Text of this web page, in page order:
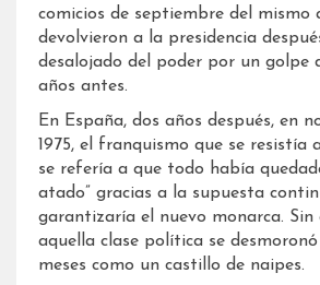
comicios de septiembre del mismo
devolvieron a la presidencia
desalojado del poder por un golpe
años antes.
En España, dos años después, en
1975, el franquismo que se resistía
se refería a que todo había
atado” gracias a la supuesta
garantizaría el nuevo monarca. Sin
aquella clase política se
meses como un castillo de naipes.